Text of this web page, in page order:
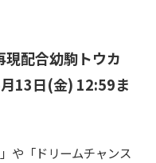
配合幼駒トウカ
13日(金) 12:59ま
や「ドリームチャンス